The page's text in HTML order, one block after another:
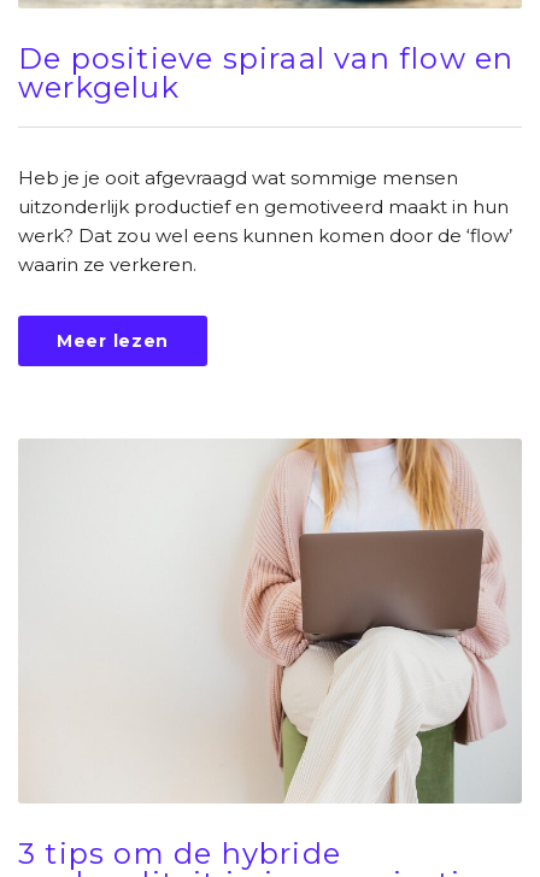
De positieve spiraal van flow en
werkgeluk
Heb je je ooit afgevraagd wat sommige mensen
uitzonderlijk productief en gemotiveerd maakt in hun
werk? Dat zou wel eens kunnen komen door de ‘flow’
waarin ze verkeren.
Meer lezen
3 tips om de hybride